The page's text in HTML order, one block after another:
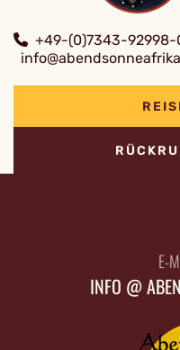
+49-(0)7343-92998-
E-
INFO @